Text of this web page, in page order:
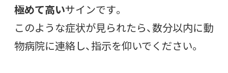
極めて高いサインです。
このような症状が見られたら、数分以内に動
物病院に連絡し、指示を仰いでください。